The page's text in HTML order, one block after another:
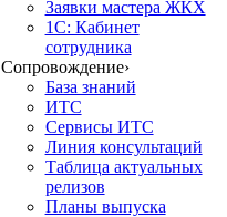
Заявки мастера ЖКХ
1С: Кабинет
сотрудника
Сопровождение›
База знаний
ИТС
Сервисы ИТС
Линия консультаций
Таблица актуальных
релизов
Планы выпуска